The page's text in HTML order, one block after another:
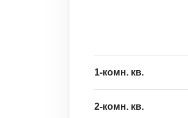
1-комн. кв.
2-комн. кв.